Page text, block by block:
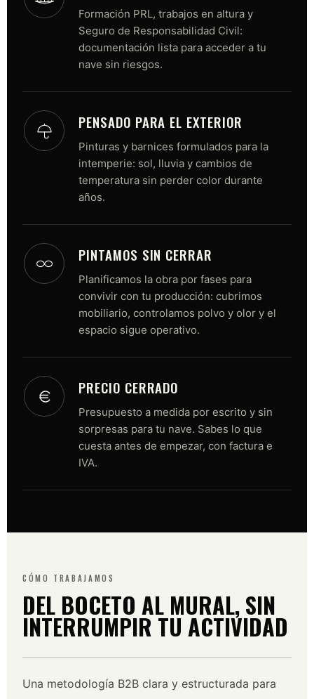
Formación PRL, trabajos en altura y
Seguro de Responsabilidad Civil:
documentación lista para acceder a tu
nave sin riesgos.
PENSADO PARA EL EXTERIOR
Pinturas y barnices formulados para la
intemperie: sol, lluvia y cambios de
temperatura sin perder color durante
años.
PINTAMOS SIN CERRAR
Planificamos la obra por fases para
convivir con tu producción: cubrimos
mobiliario, controlamos polvo y olor y el
espacio sigue operativo.
PRECIO CERRADO
Presupuesto a medida por escrito y sin
sorpresas para tu nave. Sabes lo que
cuesta antes de empezar, con factura e
IVA.
CÓMO TRABAJAMOS
DEL BOCETO AL MURAL, SIN
INTERRUMPIR TU ACTIVIDAD
Una metodología B2B clara y estructurada para